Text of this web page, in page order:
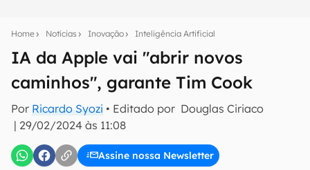
Home Notícias Inovação Inteligência Artificial
IA da Apple vai "abrir novos
caminhos", garante Tim Cook
Por Ricardo Syozi • Editado por Douglas Ciriaco
| 29/02/2024 às 11:08
Assine nossa Newsletter
notícias e reviews sobre tecnologia em primeira
mão.
E-mail